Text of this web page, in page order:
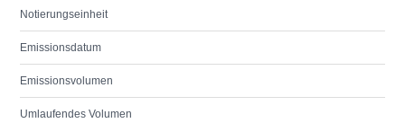
Notierungseinheit
Emissionsdatum
Emissionsvolumen
Umlaufendes Volumen